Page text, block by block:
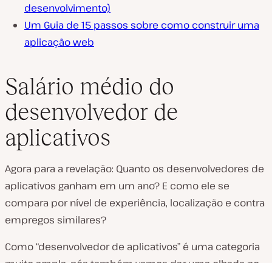
desenvolvimento)
Um Guia de 15 passos sobre como construir uma
aplicação web
Salário médio do
desenvolvedor de
aplicativos
Agora para a revelação: Quanto os desenvolvedores de
aplicativos ganham em um ano? E como ele se
compara por nível de experiência, localização e contra
empregos similares?
Como “desenvolvedor de aplicativos” é uma categoria